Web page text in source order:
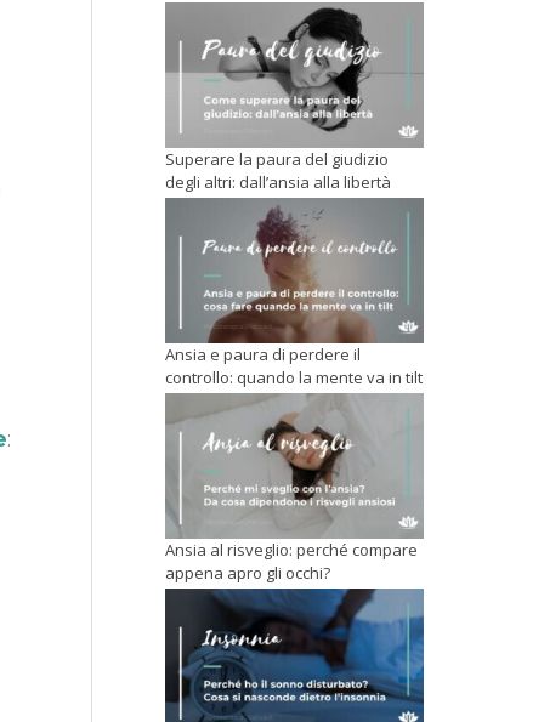
:
Superare la paura del giudizio
degli altri: dall’ansia alla libertà
Ansia e paura di perdere il
controllo: quando la mente va in tilt
Ansia al risveglio: perché compare
appena apro gli occhi?